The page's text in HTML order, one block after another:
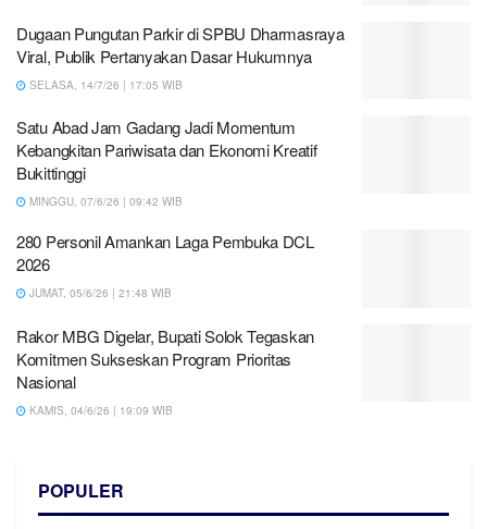
Dugaan Pungutan Parkir di SPBU Dharmasraya
Viral, Publik Pertanyakan Dasar Hukumnya
SELASA, 14/7/26 | 17:05 WIB
Satu Abad Jam Gadang Jadi Momentum
Kebangkitan Pariwisata dan Ekonomi Kreatif
Bukittinggi
MINGGU, 07/6/26 | 09:42 WIB
280 Personil Amankan Laga Pembuka DCL
2026
JUMAT, 05/6/26 | 21:48 WIB
Rakor MBG Digelar, Bupati Solok Tegaskan
Komitmen Sukseskan Program Prioritas
Nasional
KAMIS, 04/6/26 | 19:09 WIB
POPULER